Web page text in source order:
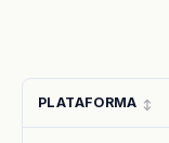
PLATAFORMA